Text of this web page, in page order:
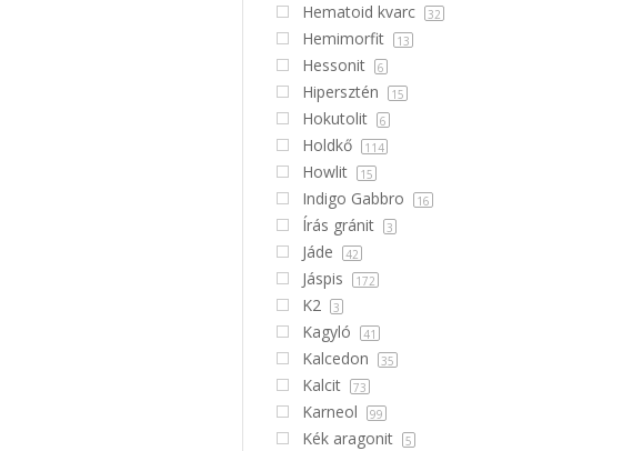
Hematoid kvarc 32
Hemimorfit 13
Hessonit 6
Hipersztén 15
Hokutolit 6
Holdkő 114
Howlit 15
Indigo Gabbro 16
Írás gránit 3
Jáde 42
Jáspis 172
K2 3
Kagyló 41
Kalcedon 35
Kalcit 73
Karneol 99
Kék aragonit 5